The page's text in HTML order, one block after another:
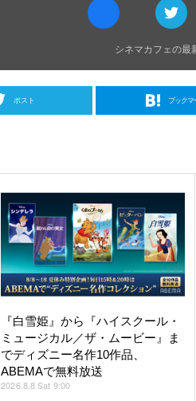
シネマカフェの最
ポスト ブックマ
『白雪姫』から『ハイスクール・
ミュージカル／ザ・ムービー』ま
でディズニー名作10作品、
ABEMAで無料放送
2026.8.8 Sat 9:00